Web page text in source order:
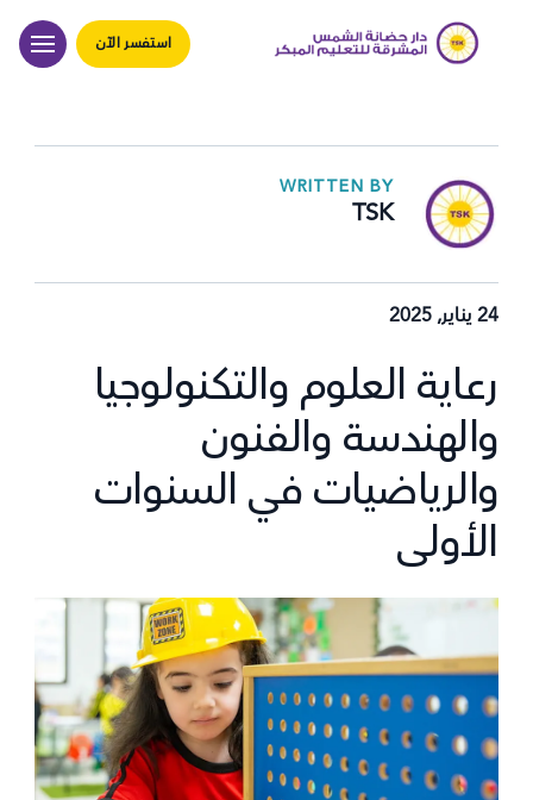
استفسر الآن
WRITTEN BY
TSK
24 يناير, 2025
رعاية العلوم والتكنولوجيا
والهندسة والفنون
والرياضيات في السنوات
الأولى